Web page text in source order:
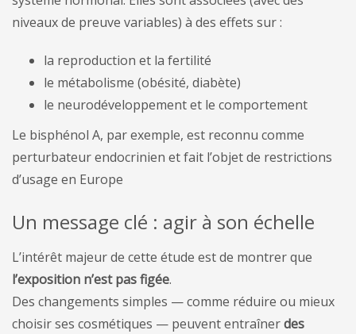
niveaux de preuve variables) à des effets sur :
la reproduction et la fertilité
le métabolisme (obésité, diabète)
le neurodéveloppement et le comportement
Le bisphénol A, par exemple, est reconnu comme
perturbateur endocrinien et fait l’objet de restrictions
d’usage en Europe
Un message clé : agir à son échelle
L’intérêt majeur de cette étude est de montrer que
l’exposition n’est pas figée.
Des changements simples — comme réduire ou mieux
choisir ses cosmétiques — peuvent entraînerdes